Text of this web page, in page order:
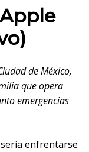
de México,
que opera
emergencias
enfrentarse